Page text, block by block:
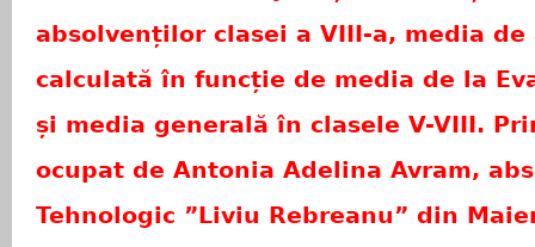
absolvenților clasei a VIII-a, media
calculată în funcție de media de la
și media generală în clasele V-VIII.
ocupat de Antonia Adelina Avram,
Tehnologic ”Liviu Rebreanu” din